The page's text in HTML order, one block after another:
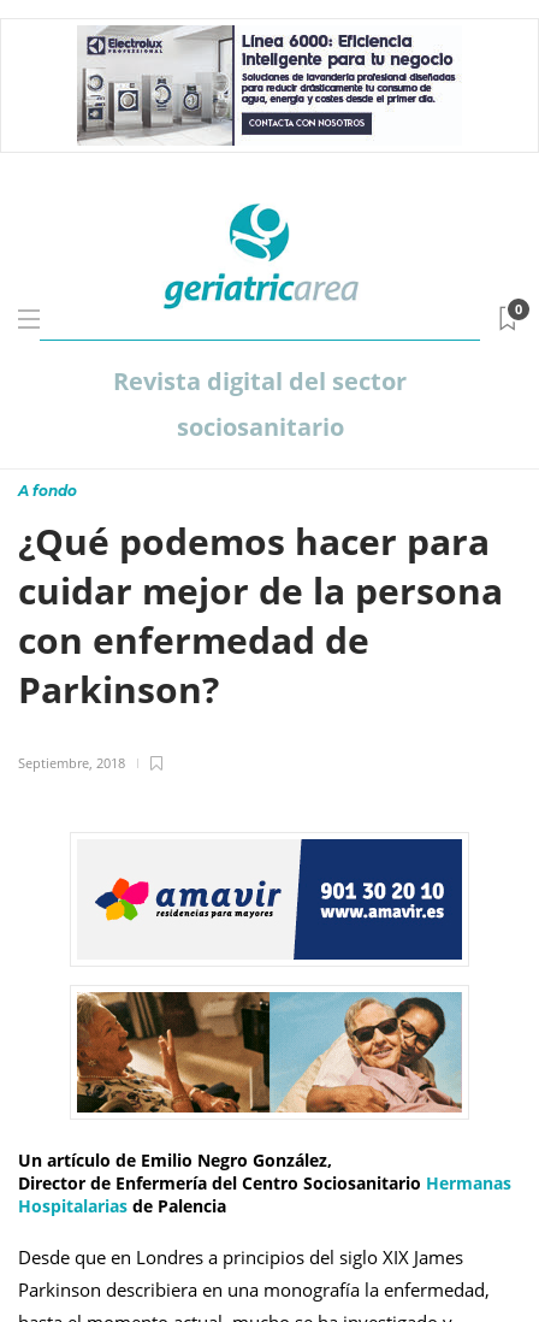
Revista digital del sector
sociosanitario
0
A fondo
¿Qué podemos hacer para
cuidar mejor de la persona
con enfermedad de
Parkinson?
Septiembre, 2018
Un artículo de Emilio Negro González,
Director de Enfermería del Centro Sociosanitario Hermanas
Hospitalarias de Palencia
Desde que en Londres a principios del siglo XIX James
Parkinson describiera en una monografía la enfermedad,